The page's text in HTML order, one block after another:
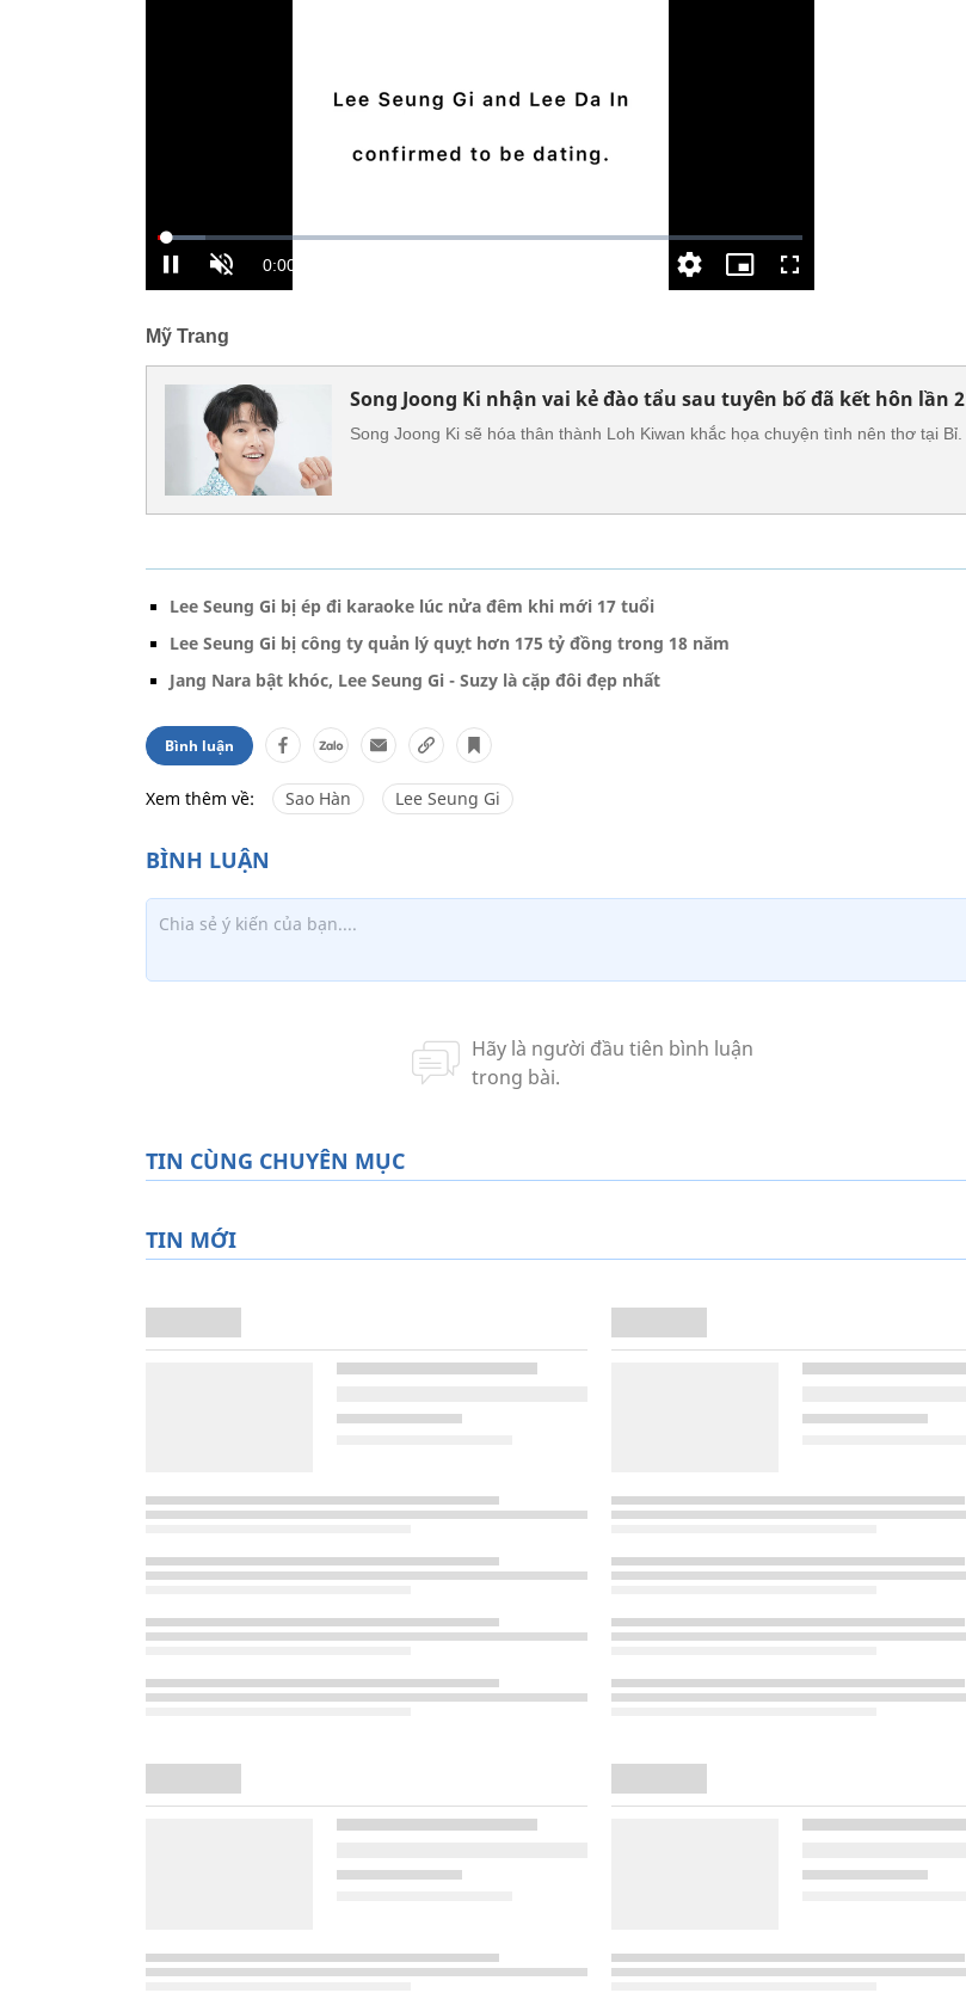
Mỹ Trang
Song Joong Ki nhận vai kẻ đào tẩu sau tuyên bố đã kết hôn lần 2
Song Joong Ki sẽ hóa thân thành Loh Kiwan khắc họa chuyện tình nên thơ tại Bỉ.
Lee Seung Gi bị ép đi karaoke lúc nửa đêm khi mới 17 tuổi
Lee Seung Gi bị công ty quản lý quỵt hơn 175 tỷ đồng trong 18 năm
Jang Nara bật khóc, Lee Seung Gi - Suzy là cặp đôi đẹp nhất
Bình luận
Xem thêm về: Sao Hàn Lee Seung Gi
TIN CÙNG CHUYÊN MỤC
TIN MỚI